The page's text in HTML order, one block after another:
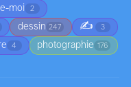
moi 2
dessin 247 ✍️ 3
4 photographie 176